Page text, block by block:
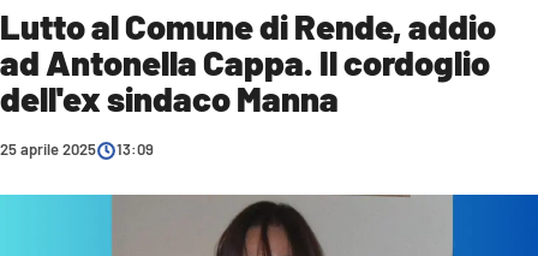
POLITICA
COSENZA CALCIO
ECONOMIA E LAVORO
Lutto al Comune di Rende, addio
ad Antonella Cappa. Il cordoglio
dell'ex sindaco Manna
25 aprile 2025 13:09